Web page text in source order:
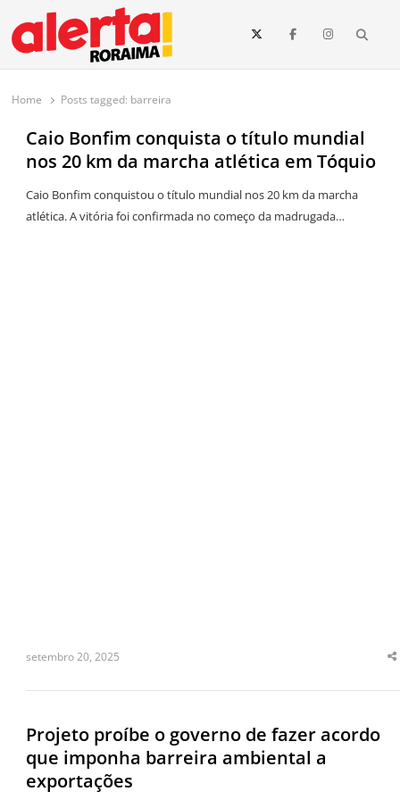
conteúdo
O maior portal de notícias de Roraima
O Alerta Roraima é seu portal de notícias completo sobre política,
e todo o estado de Roraima. Fique sempre informado com
Home Posts tagged: barreira
Caio Bonfim conquista o título mundial
nos 20 km da marcha atlética em Tóquio
Caio Bonfim conquistou o título mundial nos 20 km da marcha
atlética. A vitória foi confirmada no começo da madrugada…
setembro 20, 2025
Projeto proíbe o governo de fazer acordo
que imponha barreira ambiental a
exportações